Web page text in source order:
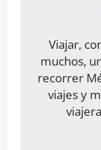
Viajar,
muchos,
recorrer
viajes y